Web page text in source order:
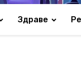
Здраве